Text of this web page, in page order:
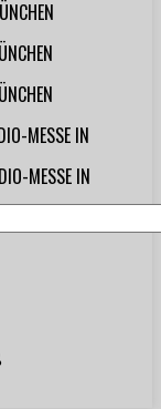
MESSE IN
MESSE IN